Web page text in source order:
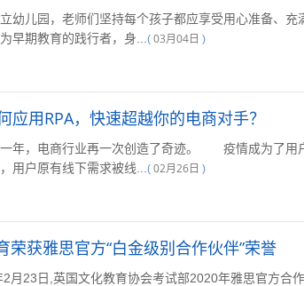
儿园，老师们坚持每个孩子都应享受用心准备、充
早期教育的践行者，身... ( 03月04日 )
应用RPA，快速超越你的电商对手？
，电商行业再一次创造了奇迹。 疫情成为了用
用户原有线下需求被线... ( 02月26日 )
荣获雅思官方“白金级别合作伙伴”荣誉
23日,英国文化教育协会考试部2020年雅思官方合